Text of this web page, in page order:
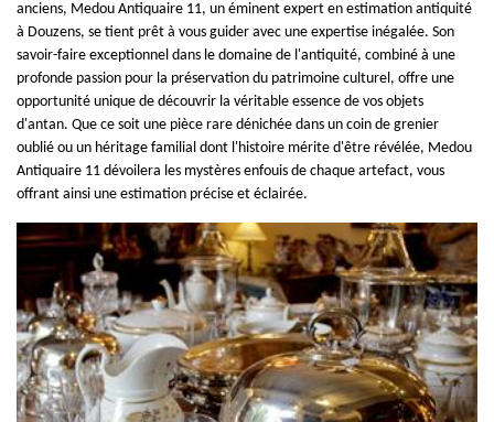
anciens, Medou Antiquaire 11, un éminent expert en estimation antiquité
à Douzens, se tient prêt à vous guider avec une expertise inégalée. Son
savoir-faire exceptionnel dans le domaine de l'antiquité, combiné à une
profonde passion pour la préservation du patrimoine culturel, offre une
opportunité unique de découvrir la véritable essence de vos objets
d'antan. Que ce soit une pièce rare dénichée dans un coin de grenier
oublié ou un héritage familial dont l'histoire mérite d'être révélée, Medou
Antiquaire 11 dévoilera les mystères enfouis de chaque artefact, vous
offrant ainsi une estimation précise et éclairée.